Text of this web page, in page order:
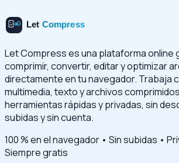
Let Compress es una plataforma online
comprimir, convertir, editar y optimizar
directamente en tu navegador. Trabaja
multimedia, texto y archivos
herramientas rápidas y privadas, sin
subidas y sin cuenta.
100 % en el navegador • Sin subidas •
Siempre gratis